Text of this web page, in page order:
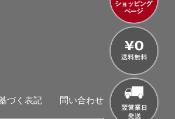
づく表記 問い合わせ